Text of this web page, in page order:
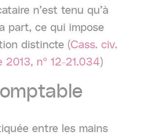
n’est tenu qu’à
part, ce qui impose
distincte (Cass. civ.
n° 12-21.034)
entre les mains